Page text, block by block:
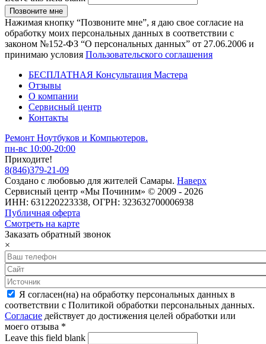
Нажимая кнопку “Позвоните мне”, я даю свое согласие на
обработку моих персональных данных в соответствии с
законом №152-ФЗ “О персональных данных” от 27.06.2006 и
принимаю условия Пользовательского соглашения
БЕСПЛАТНАЯ Консультация Мастера
Отзывы
О компании
Сервисный центр
Контакты
Ремонт Ноутбуков и Компьютеров.
пн-вс 10:00-20:00
Приходите!
8(846)379-21-09
Создано с любовью для жителей Самары. Наверх
Сервисный центр «Мы Починим» © 2009 - 2026
ИНН: 631220223338, ОГРН: 323632700006938
Публичная оферта
Смотреть на карте
Заказать обратный звонок
×
Я согласен(на) на обработку персональных данных в
соответствии с Политикой обработки персональных данных.
Согласие действует до достижения целей обработки или
моего отзыва *
Leave this field blank